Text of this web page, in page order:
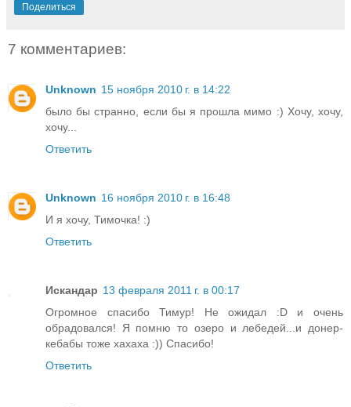
Поделиться
7 комментариев:
Unknown 15 ноября 2010 г. в 14:22
было бы странно, если бы я прошла мимо :) Хочу, хочу,
хочу...
Ответить
Unknown 16 ноября 2010 г. в 16:48
И я хочу, Тимочка! :)
Ответить
Искандар 13 февраля 2011 г. в 00:17
Огромное спасибо Тимур! Не ожидал :D и очень
обрадовался! Я помню то озеро и лебедей...и донер-
кебабы тоже хахаха :)) Спасибо!
Ответить